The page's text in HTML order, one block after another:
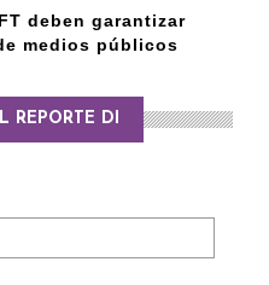
deben garantizar
medios públicos
REPORTE DI